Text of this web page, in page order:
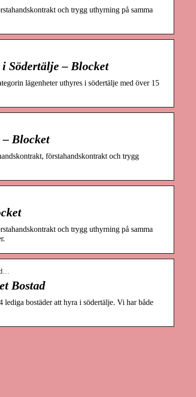
och trygg uthyrning på samma
i Södertälje – Blocket
lägenheter uthyres i södertälje med över 15
– Blocket
förstahandskontrakt och trygg
och trygg uthyrning på samma
Bostad
bostäder att hyra i södertälje. Vi har både